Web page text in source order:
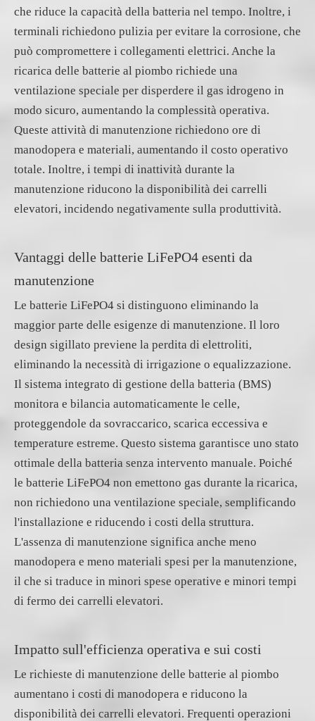
che riduce la capacità della batteria nel tempo. Inoltre, i
terminali richiedono pulizia per evitare la corrosione, che
può compromettere i collegamenti elettrici. Anche la
ricarica delle batterie al piombo richiede una
ventilazione speciale per disperdere il gas idrogeno in
modo sicuro, aumentando la complessità operativa.
Queste attività di manutenzione richiedono ore di
manodopera e materiali, aumentando il costo operativo
totale. Inoltre, i tempi di inattività durante la
manutenzione riducono la disponibilità dei carrelli
elevatori, incidendo negativamente sulla produttività.
Vantaggi delle batterie LiFePO4 esenti da
manutenzione
Le batterie LiFePO4 si distinguono eliminando la
maggior parte delle esigenze di manutenzione. Il loro
design sigillato previene la perdita di elettroliti,
eliminando la necessità di irrigazione o equalizzazione.
Il sistema integrato di gestione della batteria (BMS)
monitora e bilancia automaticamente le celle,
proteggendole da sovraccarico, scarica eccessiva e
temperature estreme. Questo sistema garantisce uno stato
ottimale della batteria senza intervento manuale. Poiché
le batterie LiFePO4 non emettono gas durante la ricarica,
non richiedono una ventilazione speciale, semplificando
l'installazione e riducendo i costi della struttura.
L'assenza di manutenzione significa anche meno
manodopera e meno materiali spesi per la manutenzione,
il che si traduce in minori spese operative e minori tempi
di fermo dei carrelli elevatori.
Impatto sull'efficienza operativa e sui costi
Le richieste di manutenzione delle batterie al piombo
aumentano i costi di manodopera e riducono la
disponibilità dei carrelli elevatori. Frequenti operazioni